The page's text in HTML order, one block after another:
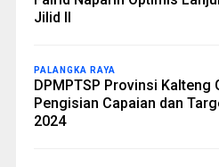
Jilid II
PALANGKA RAYA
DPMPTSP Provinsi Kalteng
Pengisian Capaian dan
2024